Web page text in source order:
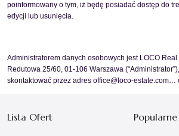
poinformowany o tym, iż będę posiadać dostęp do
edycji lub usunięcia.
Administratorem danych osobowych jest LOCO
Redutowa 25/60, 01-106 Warszawa
skontaktować przez adres office@loco-estate.com…
Lista Ofert